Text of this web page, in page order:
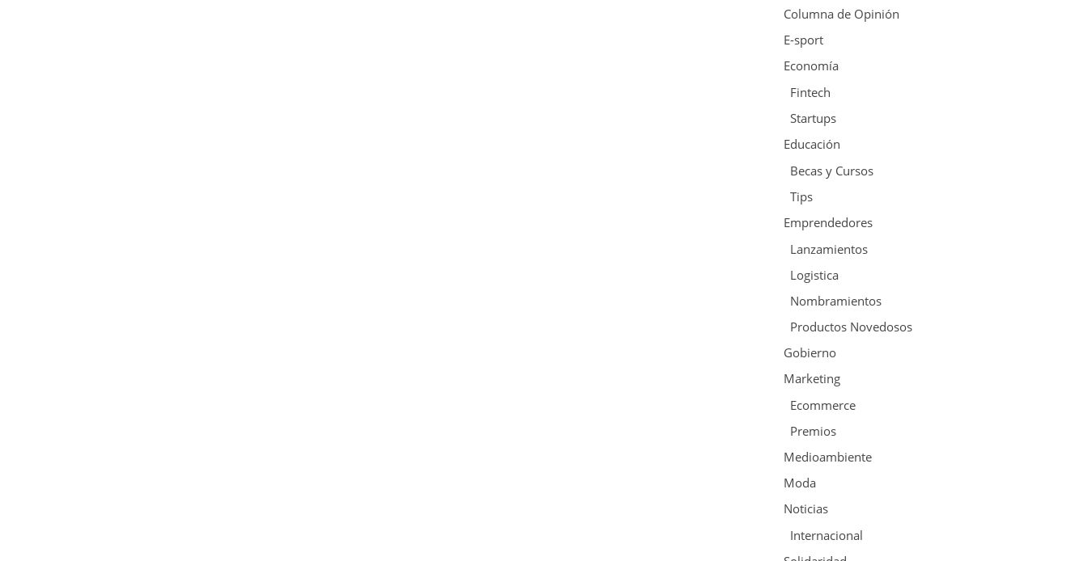
Columna de Opinión
E-sport
Economía
Fintech
Startups
Educación
Becas y Cursos
Tips
Emprendedores
Lanzamientos
Logistica
Nombramientos
Productos Novedosos
Gobierno
Marketing
Ecommerce
Premios
Medioambiente
Moda
Noticias
Internacional